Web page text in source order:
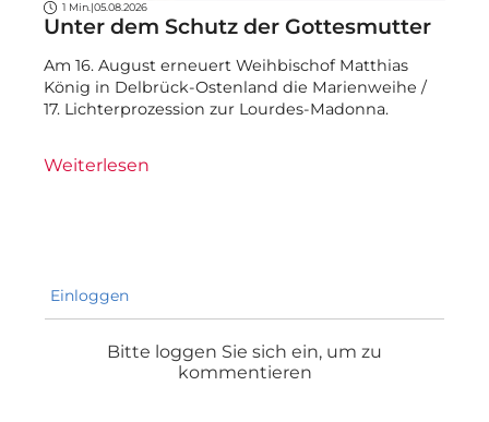
1 Min. |05.08.2026
Unter dem Schutz der Gottesmutter
Am 16. August erneuert Weihbischof Matthias
König in Delbrück-Ostenland die Marienweihe /
17. Lichterprozession zur Lourdes-Madonna.
Weiterlesen
Einloggen
Bitte loggen Sie sich ein, um zu
kommentieren